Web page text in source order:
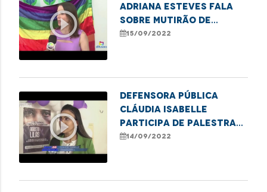
play_circle_outline
Adriana Esteves fala
sobre mutirão de
retificação de nomes
Açailândia.
15/09/2022
play_circle_outline
Defensora pública
Cláudia Isabelle
participa de palestra
em Alusão ao Agosto
14/09/2022